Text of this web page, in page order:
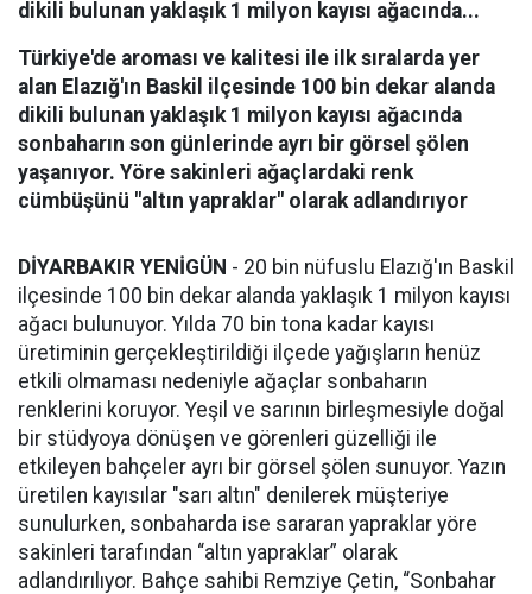
dikili bulunan yaklaşık 1 milyon kayısı ağacında...
Türkiye'de aroması ve kalitesi ile ilk sıralarda yer
alan Elazığ'ın Baskil ilçesinde 100 bin dekar alanda
dikili bulunan yaklaşık 1 milyon kayısı ağacında
sonbaharın son günlerinde ayrı bir görsel şölen
yaşanıyor. Yöre sakinleri ağaçlardaki renk
cümbüşünü "altın yapraklar" olarak adlandırıyor
DİYARBAKIR YENİGÜN - 20 bin nüfuslu Elazığ'ın Baskil
ilçesinde 100 bin dekar alanda yaklaşık 1 milyon kayısı
ağacı bulunuyor. Yılda 70 bin tona kadar kayısı
üretiminin gerçekleştirildiği ilçede yağışların henüz
etkili olmaması nedeniyle ağaçlar sonbaharın
renklerini koruyor. Yeşil ve sarının birleşmesiyle doğal
bir stüdyoya dönüşen ve görenleri güzelliği ile
etkileyen bahçeler ayrı bir görsel şölen sunuyor. Yazın
üretilen kayısılar "sarı altın" denilerek müşteriye
sunulurken, sonbaharda ise sararan yapraklar yöre
sakinleri tarafından “altın yapraklar” olarak
adlandırılıyor. Bahçe sahibi Remziye Çetin, “Sonbahar